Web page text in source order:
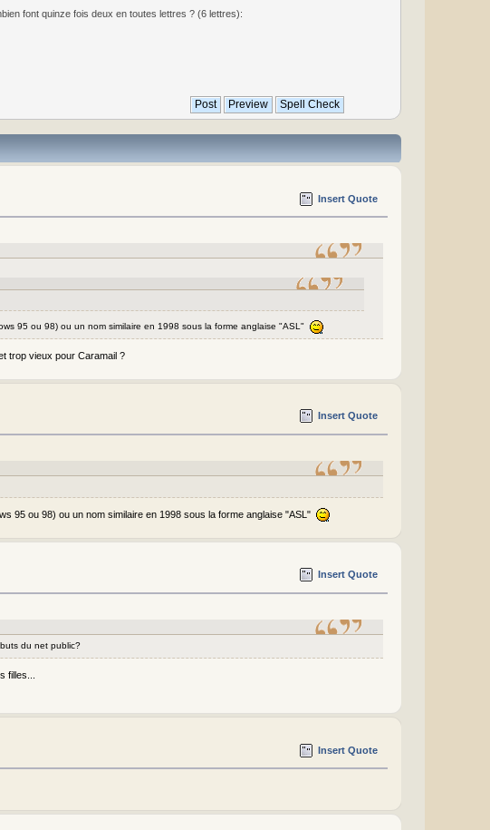
font quinze fois deux en toutes lettres ? (6 lettres):
Insert Quote
95 ou 98) ou un nom similaire en 1998 sous la forme anglaise "ASL"
trop vieux pour Caramail ?
Insert Quote
95 ou 98) ou un nom similaire en 1998 sous la forme anglaise "ASL"
Insert Quote
du net public?
filles...
Insert Quote